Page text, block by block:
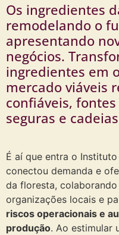
Os ingredientes
remodelando o
apresentando
negócios.
ingredientes em
mercado viáveis
confiáveis,
seguras e
É aí que entra o
conectou demanda e
da floresta,
organizações locais e
riscos operacionais e
produção. Ao estimular